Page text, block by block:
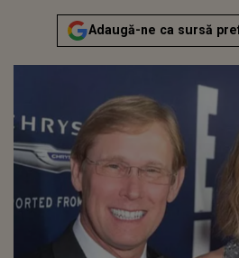
Adaugă-ne ca sursă